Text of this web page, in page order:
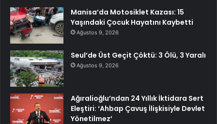
Manisa’da Motosiklet Kazası: 15
Yaşındaki Çocuk Hayatını Kaybetti
Ağustos 9, 2026
Seul’de Üst Geçit Çöktü: 3 Ölü, 3 Yaralı
Ağustos 9, 2026
Ağıralioğlu’ndan 24 Yıllık İktidara Sert
Eleştiri: ‘Ahbap Çavuş İlişkisiyle Devlet
Yönetilmez’